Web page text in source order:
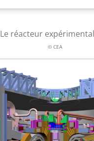
Le réacteur
© CEA